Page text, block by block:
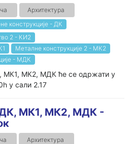
Архитектура
конструкције - ДК
2 - КИ2
Металне конструкције 2 - МК2
- МДК
МК1, МК2, МДК ће се одржати у
у сали 2.17
ДК, МК1, МК2, МДК -
Архитектура